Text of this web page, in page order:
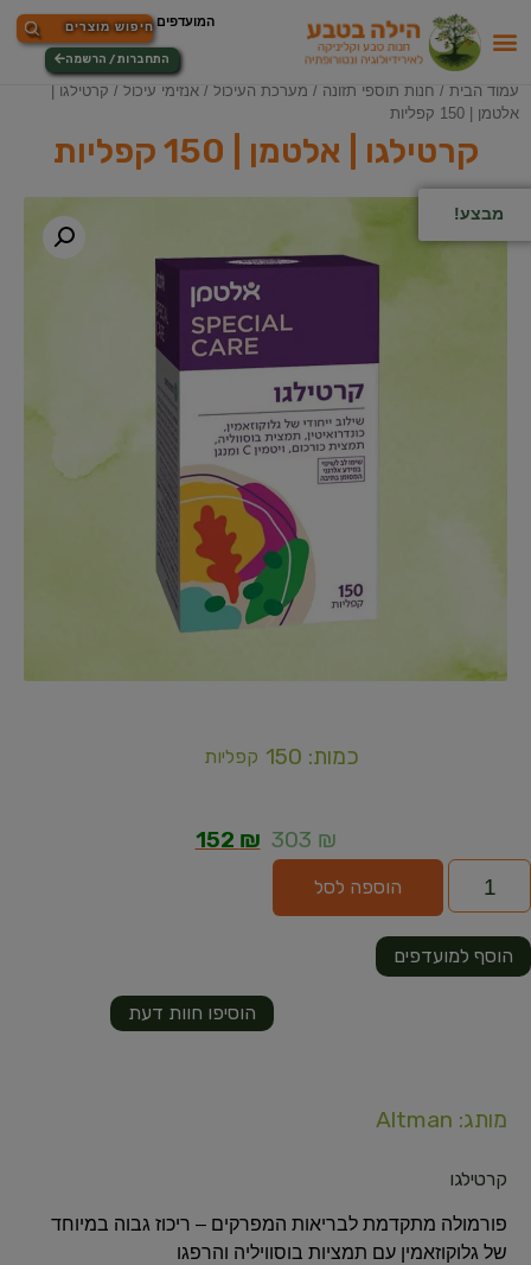
התחברות / הרשמה
עמוד הבית / חנות תוספי תזונה / מערכת העיכול / אנזימי עיכול / קרטילגו |
אלטמן | 150 קפליות
קרטילגו | אלטמן | 150 קפליות
מבצע!
כמות: 150 קפליות
303 ₪
152 ₪
הוספה לסל
הוסיפו חוות דעת
הוסף למועדפים
מותג: Altman
קרטילגו
פורמולה מתקדמת לבריאות המפרקים – ריכוז גבוה במיוחד
של גלוקוזאמין עם תמציות בוסוויליה והרפגו